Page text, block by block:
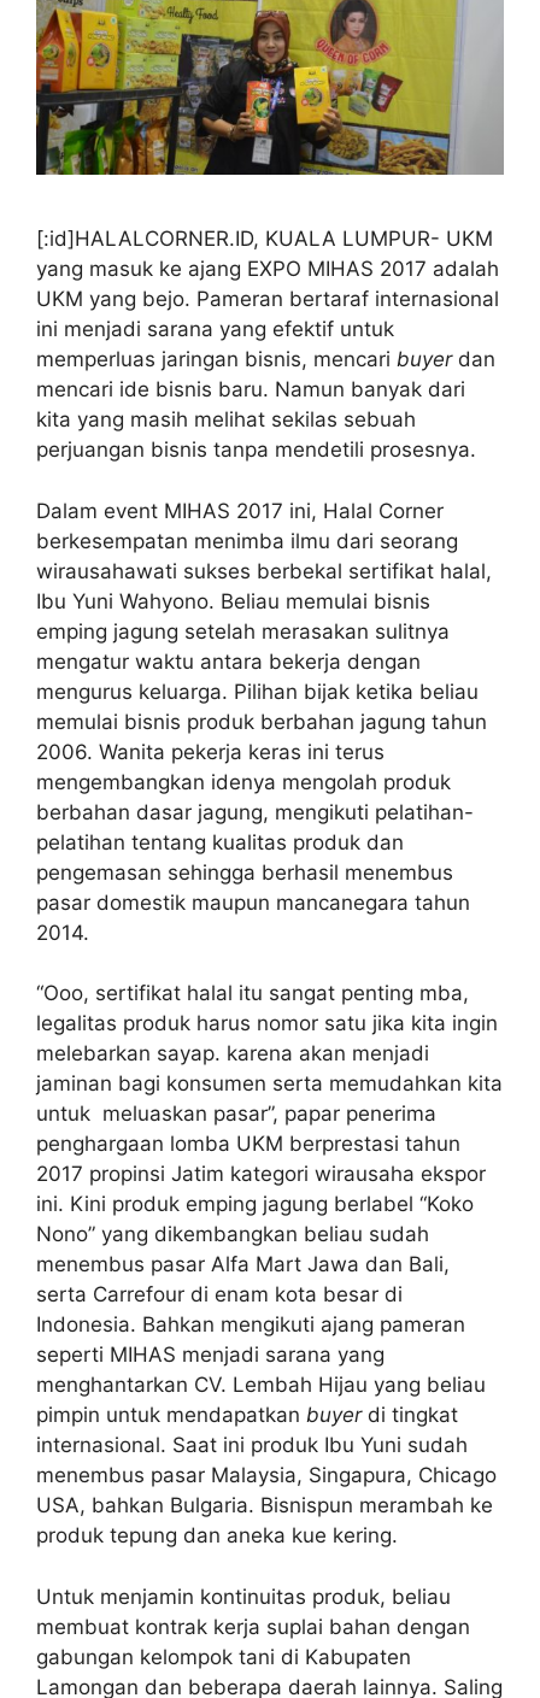
[:id]HALALCORNER.ID, KUALA LUMPUR- UKM
yang masuk ke ajang EXPO MIHAS 2017 adalah
UKM yang bejo. Pameran bertaraf internasional
ini menjadi sarana yang efektif untuk
memperluas jaringan bisnis, mencari buyerdan
mencari ide bisnis baru. Namun banyak dari
kita yang masih melihat sekilas sebuah
perjuangan bisnis tanpa mendetili prosesnya.
Dalam event MIHAS 2017 ini, Halal Corner
berkesempatan menimba ilmu dari seorang
wirausahawati sukses berbekal sertifikat halal,
Ibu Yuni Wahyono. Beliau memulai bisnis
emping jagung setelah merasakan sulitnya
mengatur waktu antara bekerja dengan
mengurus keluarga. Pilihan bijak ketika beliau
memulai bisnis produk berbahan jagung tahun
2006. Wanita pekerja keras ini terus
mengembangkan idenya mengolah produk
berbahan dasar jagung, mengikuti pelatihan-
pelatihan tentang kualitas produk dan
pengemasan sehingga berhasil menembus
pasar domestik maupun mancanegara tahun
2014.
“Ooo, sertifikat halal itu sangat penting mba,
legalitas produk harus nomor satu jika kita ingin
melebarkan sayap. karena akan menjadi
jaminan bagi konsumen serta memudahkan kita
untuk meluaskan pasar”, papar penerima
penghargaan lomba UKM berprestasi tahun
2017 propinsi Jatim kategori wirausaha ekspor
ini. Kini produk emping jagung berlabel “Koko
Nono” yang dikembangkan beliau sudah
menembus pasar Alfa Mart Jawa dan Bali,
serta Carrefour di enam kota besar di
Indonesia. Bahkan mengikuti ajang pameran
seperti MIHAS menjadi sarana yang
menghantarkan CV. Lembah Hijau yang beliau
pimpin untuk mendapatkan buyerdi tingkat
internasional. Saat ini produk Ibu Yuni sudah
menembus pasar Malaysia, Singapura, Chicago
USA, bahkan Bulgaria. Bisnispun merambah ke
produk tepung dan aneka kue kering.
Untuk menjamin kontinuitas produk, beliau
membuat kontrak kerja suplai bahan dengan
gabungan kelompok tani di Kabupaten
Lamongan dan beberapa daerah lainnya. Saling